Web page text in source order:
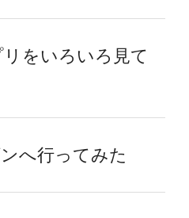
をいろいろ見て
へ行ってみた